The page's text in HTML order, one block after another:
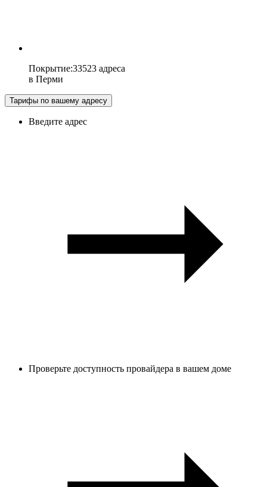
Покрытие:33523 адреса
в Перми
Тарифы по вашему адресу
Введите адрес
Проверьте доступность провайдера в вашем доме